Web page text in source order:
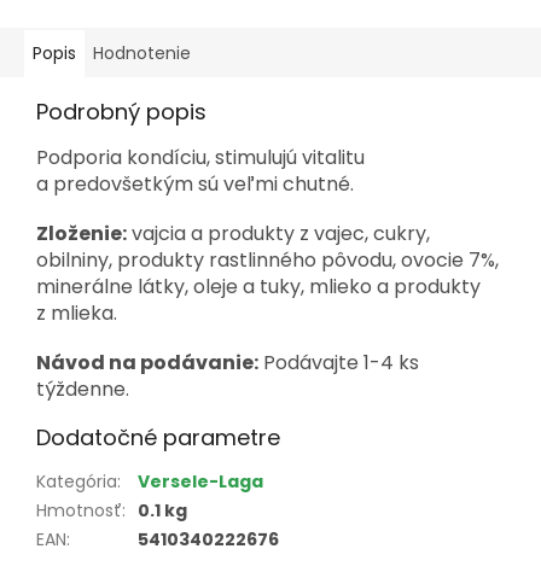
Popis Hodnotenie
Podrobný popis
Podporia kondíciu, stimulujú vitalitu
a predovšetkým sú veľmi chutné.
Zloženie:vajcia a produkty z vajec, cukry,
obilniny, produkty rastlinného pôvodu, ovocie 7%,
minerálne látky, oleje a tuky, mlieko a produkty
z mlieka.
Návod na podávanie: Podávajte 1-4 ks
týždenne.
Dodatočné parametre
Kategória:
Versele-Laga
Hmotnosť: 0.1 kg
EAN: 5410340222676